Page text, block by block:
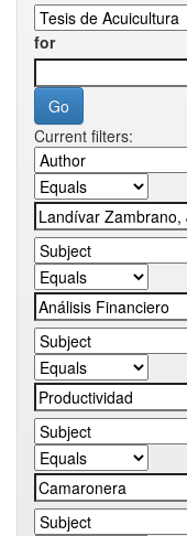
for
Current filters: